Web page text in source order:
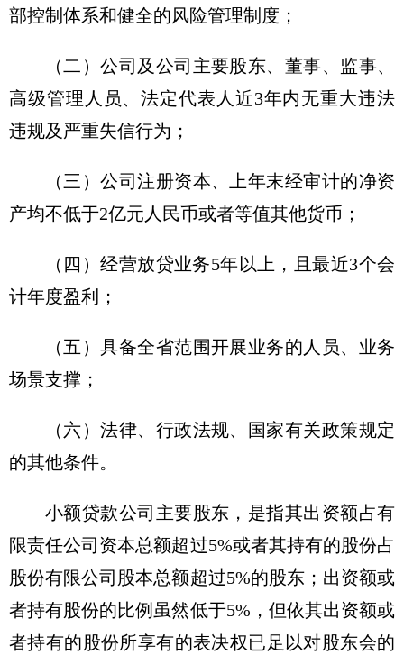
部控制体系和健全的风险管理制度；
（二）公司及公司主要股东、董事、监事、
高级管理人员、法定代表人近3年内无重大违法
违规及严重失信行为；
（三）公司注册资本、上年末经审计的净资
产均不低于2亿元人民币或者等值其他货币；
（四）经营放贷业务5年以上，且最近3个会
计年度盈利；
（五）具备全省范围开展业务的人员、业务
场景支撑；
（六）法律、行政法规、国家有关政策规定
的其他条件。
小额贷款公司主要股东，是指其出资额占有
限责任公司资本总额超过5%或者其持有的股份占
股份有限公司股本总额超过5%的股东；出资额或
者持有股份的比例虽然低于5%，但依其出资额或
者持有的股份所享有的表决权已足以对股东会的